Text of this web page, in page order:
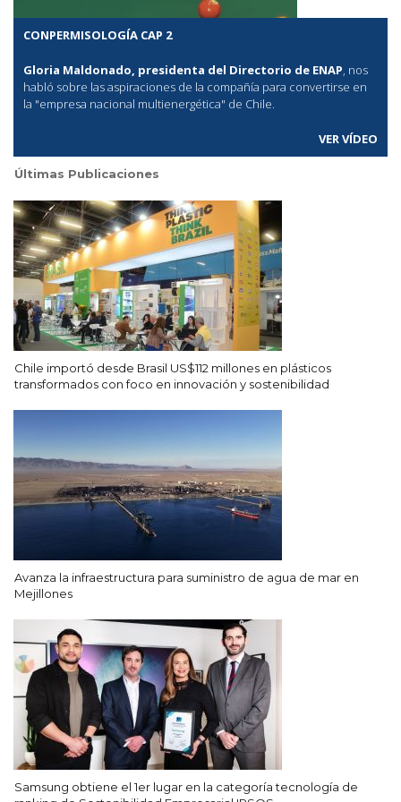
CONPERMISOLOGÍA CAP 2
Gloria Maldonado, presidenta del Directorio de ENAP , nos
habló sobre las aspiraciones de la compañía para convertirse en
la "empresa nacional multienergética" de Chile.
VER VÍDEO
Últimas Publicaciones
Chile importó desde Brasil US$112 millones en plásticos
transformados con foco en innovación y sostenibilidad
Avanza la infraestructura para suministro de agua de mar en
Mejillones
Samsung obtiene el 1er lugar en la categoría tecnología de